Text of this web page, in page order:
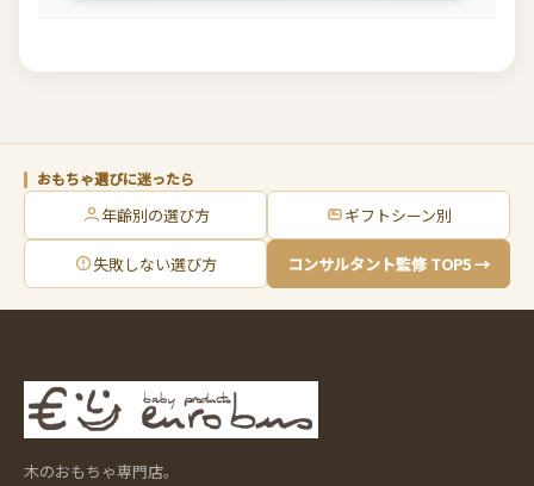
おもちゃ選びに迷ったら
年齢別の選び方 ギフトシーン別
失敗しない選び方 コンサルタント監修 TOP5 →
木のおもちゃ専門店。